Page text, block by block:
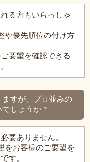
る方もいらっしゃ
や優先順位の付け方
要望を確認できる
すが、プロ並みの
しょうか？
要ありません。
をお客様のご要望を
す。